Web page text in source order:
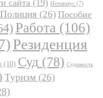
сайта (19) Нотариус (7)
Полиция (26) Пособие
Работа (106)
Резиденция
(10) Суд (78) Судимость
Туризм (26)